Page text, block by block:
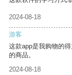
2024-08-18
游客
这款app是我购物的
的商品。
2024-08-18